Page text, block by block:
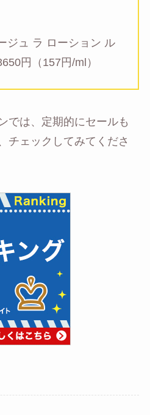
ジュ ラ ローション ル
円（157円/ml）
では、定期的にセールも
チェックしてみてくださ